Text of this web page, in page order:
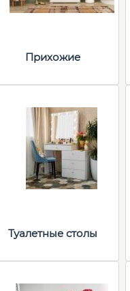
Прихожие
Туалетные столы